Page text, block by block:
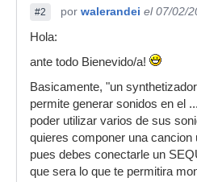
#2 por walerandei el 07/02/
Hola:
ante todo Bienevido/a!
Basicamente, "un
permite generar sonidos en el
poder utilizar varios de sus
quieres componer una cancion
pues debes conectarle un
que sera lo que te permitira